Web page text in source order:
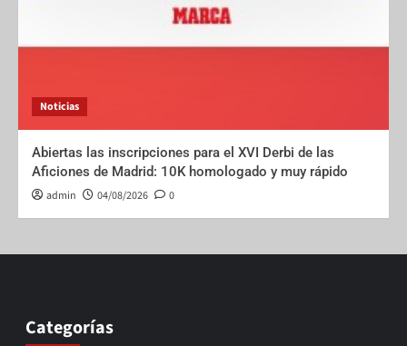
Noticias
Abiertas las inscripciones para el XVI Derbi de las
Aficiones de Madrid: 10K homologado y muy rápido
admin 04/08/2026 0
Categorías